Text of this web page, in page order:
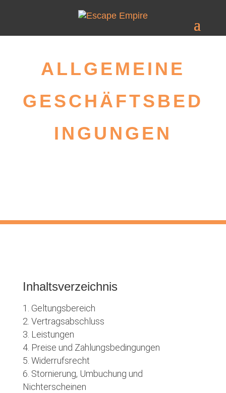
ALLGEMEINE
GESCHÄFTSBED
INGUNGEN
Inhaltsverzeichnis
Geltungsbereich
Vertragsabschluss
Leistungen
Preise und Zahlungsbedingungen
Widerrufsrecht
Stornierung, Umbuchung und
Nichterscheinen